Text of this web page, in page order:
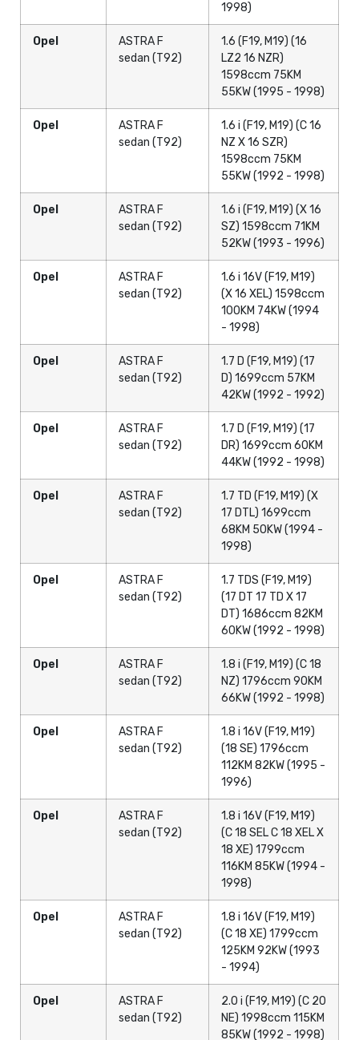
1998)
Opel
ASTRA F
sedan (T92)
1.6 (F19, M19) (16
LZ2 16 NZR)
1598ccm 75KM
55KW (1995 - 1998)
Opel
ASTRA F
sedan (T92)
1.6 i (F19, M19) (C 16
NZ X 16 SZR)
1598ccm 75KM
55KW (1992 - 1998)
Opel
ASTRA F
sedan (T92)
1.6 i (F19, M19) (X 16
SZ) 1598ccm 71KM
52KW (1993 - 1996)
Opel
ASTRA F
sedan (T92)
1.6 i 16V (F19, M19)
(X 16 XEL) 1598ccm
100KM 74KW (1994
- 1998)
Opel
ASTRA F
sedan (T92)
1.7 D (F19, M19) (17
D) 1699ccm 57KM
42KW (1992 - 1992)
Opel
ASTRA F
sedan (T92)
1.7 D (F19, M19) (17
DR) 1699ccm 60KM
44KW (1992 - 1998)
Opel
ASTRA F
sedan (T92)
1.7 TD (F19, M19) (X
17 DTL) 1699ccm
68KM 50KW (1994 -
1998)
Opel
ASTRA F
sedan (T92)
1.7 TDS (F19, M19)
(17 DT 17 TD X 17
DT) 1686ccm 82KM
60KW (1992 - 1998)
Opel
ASTRA F
sedan (T92)
1.8 i (F19, M19) (C 18
NZ) 1796ccm 90KM
66KW (1992 - 1998)
Opel
ASTRA F
sedan (T92)
1.8 i 16V (F19, M19)
(18 SE) 1796ccm
112KM 82KW (1995 -
1996)
Opel
ASTRA F
sedan (T92)
1.8 i 16V (F19, M19)
(C 18 SEL C 18 XEL X
18 XE) 1799ccm
116KM 85KW (1994 -
1998)
Opel
ASTRA F
sedan (T92)
1.8 i 16V (F19, M19)
(C 18 XE) 1799ccm
125KM 92KW (1993
- 1994)
Opel
ASTRA F
sedan (T92)
2.0 i (F19, M19) (C 20
NE) 1998ccm 115KM
85KW (1992 - 1998)